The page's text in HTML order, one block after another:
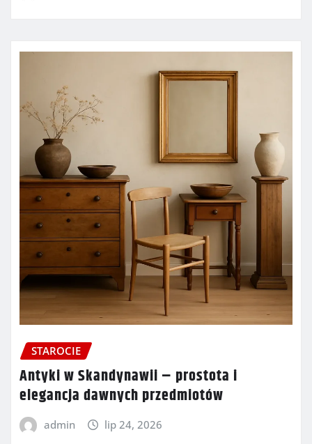
STAROCIE
Antyki w Skandynawii – prostota i
elegancja dawnych przedmiotów
admin lip 24, 2026